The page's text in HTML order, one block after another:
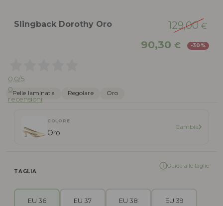
Slingback Dorothy Oro 129,00 €
prezzo
90,30 € -30%
0,0/5
0
recensioni
Pelle laminata Regolare Oro
COLORE
Oro
Cambia
TAGLIA
Guida alle taglie
EU 36 EU 37 EU 38 EU 39